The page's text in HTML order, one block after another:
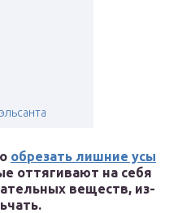
обрезать лишние усы
оттягивают на себя
веществ, из-